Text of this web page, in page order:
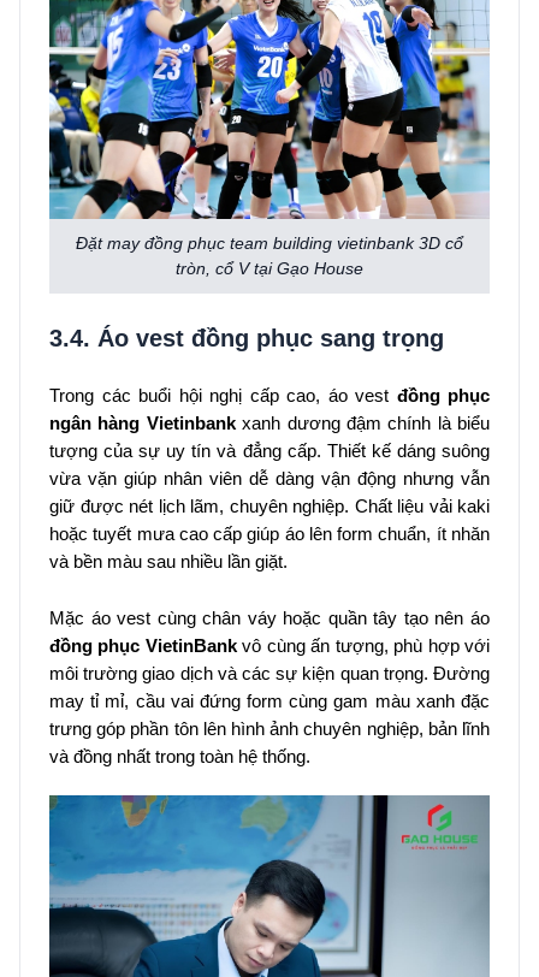
Đặt may đồng phục team building vietinbank 3D cổ
tròn, cổ V tại Gạo House
3.4. Áo vest đồng phục sang trọng
Trong các buổi hội nghị cấp cao, áo vest đồng phục
ngân hàng Vietinbankxanh dương đậm chính là biểu
tượng của sự uy tín và đẳng cấp. Thiết kế dáng suông
vừa vặn giúp nhân viên dễ dàng vận động nhưng vẫn
giữ được nét lịch lãm, chuyên nghiệp. Chất liệu vải kaki
hoặc tuyết mưa cao cấp giúp áo lên form chuẩn, ít nhăn
và bền màu sau nhiều lần giặt.
Mặc áo vest cùng chân váy hoặc quần tây tạo nên áo
đồng phục VietinBankvô cùng ấn tượng, phù hợp với
môi trường giao dịch và các sự kiện quan trọng. Đường
may tỉ mỉ, cầu vai đứng form cùng gam màu xanh đặc
trưng góp phần tôn lên hình ảnh chuyên nghiệp, bản lĩnh
và đồng nhất trong toàn hệ thống.